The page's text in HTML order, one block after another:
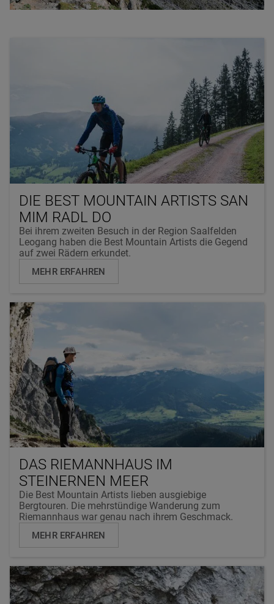
DIE BEST MOUNTAIN ARTISTS SAN
MIM RADL DO
Bei ihrem zweiten Besuch in der Region Saalfelden
Leogang haben die Best Mountain Artists die Gegend
auf zwei Rädern erkundet.
MEHR ERFAHREN
DAS RIEMANNHAUS IM
STEINERNEN MEER
Die Best Mountain Artists lieben ausgiebige
Bergtouren. Die mehrstündige Wanderung zum
Riemannhaus war genau nach ihrem Geschmack.
MEHR ERFAHREN